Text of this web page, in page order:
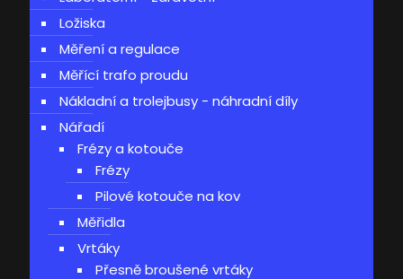
Ložiska
Měření a regulace
Měřící trafo proudu
Nákladní a trolejbusy - náhradní díly
Nářadí
Frézy a kotouče
Frézy
Pilové kotouče na kov
Měřidla
Vrtáky
Přesně broušené vrtáky